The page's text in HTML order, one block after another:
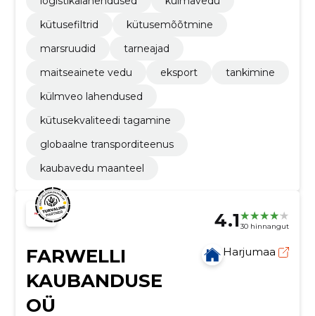
kütusefiltrid
kütusemõõtmine
marsruudid
tarneajad
maitseainete vedu
eksport
tankimine
külmveo lahendused
kütusekvaliteedi tagamine
globaalne transporditeenus
kaubavedu maanteel
4.1 30 hinnangut
FARWELLI
KAUBANDUSE
OÜ
Harjumaa